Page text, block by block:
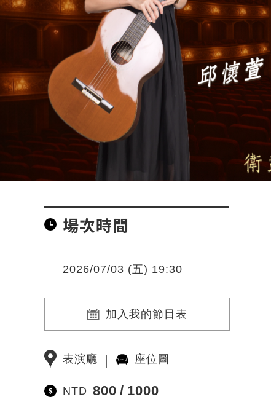
場次時間
2026/07/03 (五) 19:30
加入我的節目表
表演廳 座位圖
NTD 800 1000